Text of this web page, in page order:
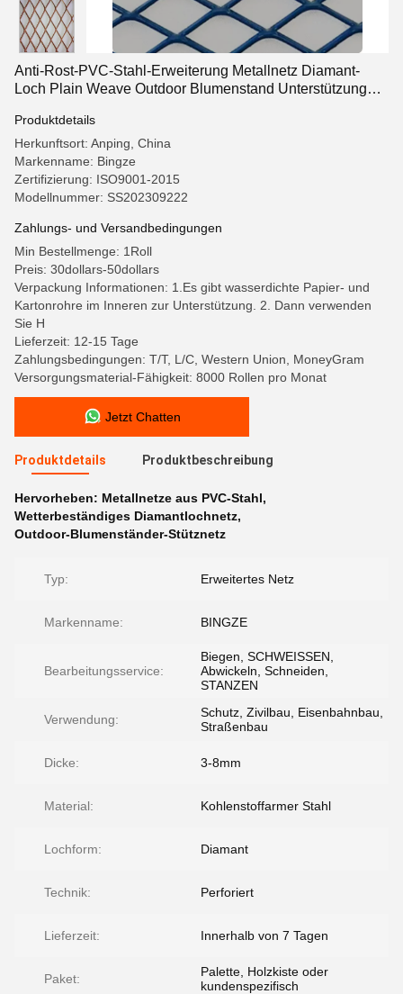
Anti-Rost-PVC-Stahl-Erweiterung Metallnetz Diamant-
Loch Plain Weave Outdoor Blumenstand Unterstützung
Produktdetails
Herkunftsort: Anping, China
Markenname: Bingze
Zertifizierung: ISO9001-2015
Modellnummer: SS202309222
Zahlungs- und Versandbedingungen
Min Bestellmenge: 1Roll
Preis: 30dollars-50dollars
Verpackung Informationen: 1.Es gibt wasserdichte Papier- und
Kartonrohre im Inneren zur Unterstützung. 2. Dann verwenden
Sie H
Lieferzeit: 12-15 Tage
Zahlungsbedingungen: T/T, L/C, Western Union, MoneyGram
Versorgungsmaterial-Fähigkeit: 8000 Rollen pro Monat
Jetzt Chatten
Produktdetails Produktbeschreibung
Hervorheben: Metallnetze aus PVC-Stahl,
Wetterbeständiges Diamantlochnetz,
Outdoor-Blumenständer-Stütznetz
Typ: Erweitertes Netz
Markenname: BINGZE
Bearbeitungsservice:
Biegen, SCHWEISSEN,
Abwickeln, Schneiden,
STANZEN
Verwendung:
Schutz, Zivilbau, Eisenbahnbau,
Straßenbau
Dicke: 3-8mm
Material: Kohlenstoffarmer Stahl
Lochform: Diamant
Technik: Perforiert
Lieferzeit: Innerhalb von 7 Tagen
Paket:
Palette, Holzkiste oder
kundenspezifisch